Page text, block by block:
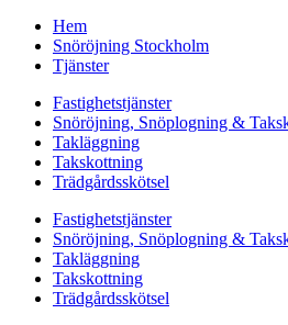
Hem
Snöröjning Stockholm
Tjänster
Fastighetstjänster
Snöröjning, Snöplogning &
Takläggning
Takskottning
Trädgårdsskötsel
Fastighetstjänster
Snöröjning, Snöplogning &
Takläggning
Takskottning
Trädgårdsskötsel